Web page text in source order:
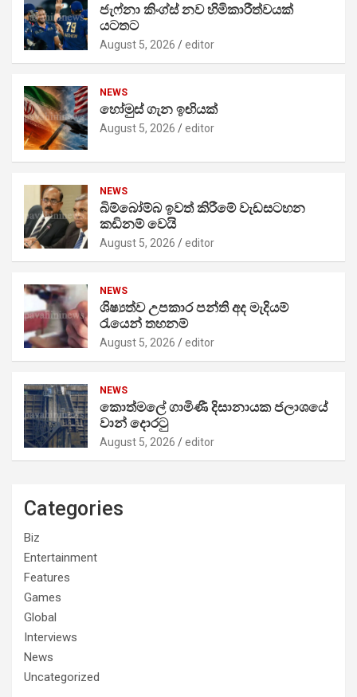
ජැෆ්නා කිංග්ස් නව හිමිකාරීත්වයක්
යටතට
August 5, 2026 editor
NEWS
හෝමුස් ගැන ඉඟියක්
August 5, 2026 editor
NEWS
බිම්බෝම්බ ඉවත් කිරීමේ වැඩසටහන
කඩිනම් වෙයි
August 5, 2026 editor
NEWS
ශිෂ්‍යත්ව උපකාර පන්ති අද මැදියම්
රැයෙන් තහනම්
August 5, 2026 editor
NEWS
කොත්මලේ ගාමිණී දිසානායක ජලාශයේ
වාන් දොරටු
August 5, 2026 editor
Categories
Biz
Entertainment
Features
Games
Global
Interviews
News
Uncategorized